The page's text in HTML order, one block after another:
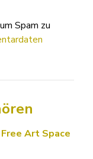
Spam zu
Art Space